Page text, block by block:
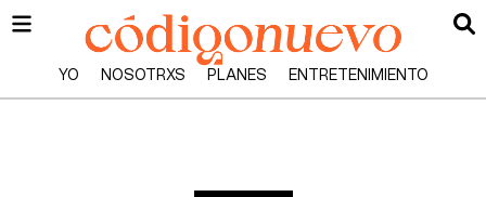
YO NOSOTRXS PLANES ENTRETENIMIENTO